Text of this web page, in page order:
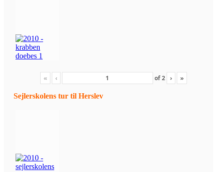
« ‹ of2 › »
Sejlerskolens tur til Herslev